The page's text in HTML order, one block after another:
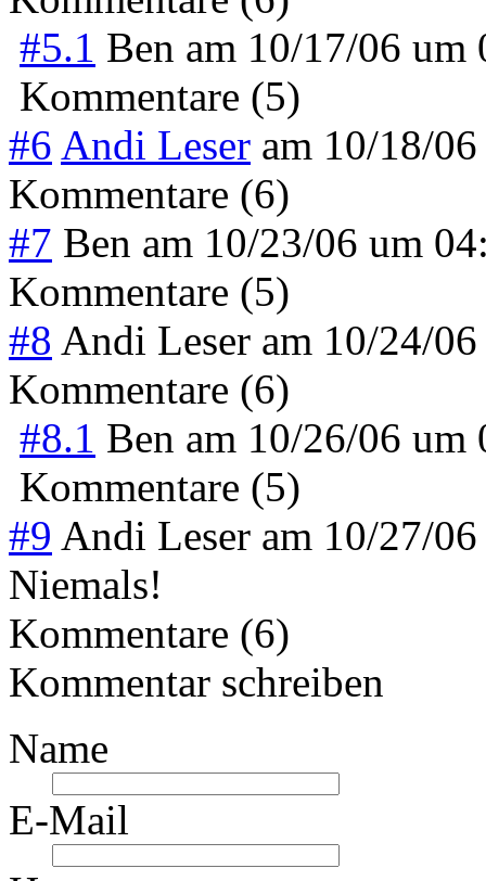
#5.1 Ben am 10/17/06 um
Kommentare (5)
#6 Andi Leser am 10/18/
Kommentare (6)
#7 Ben am 10/23/06 um
Kommentare (5)
#8 Andi Leser am 10/24/
Kommentare (6)
#8.1 Ben am 10/26/06 um
Kommentare (5)
#9 Andi Leser am 10/27/
Niemals!
Kommentare (6)
Kommentar schreiben
Name
E-Mail